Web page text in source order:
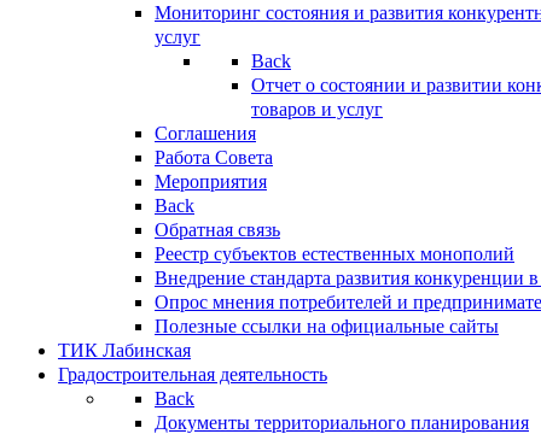
Мониторинг состояния и развития
услуг
Back
Отчет о состоянии и развитии
товаров и услуг
Соглашения
Работа Совета
Мероприятия
Back
Обратная связь
Реестр субъектов естественных монополий
Внедрение стандарта развития конкуренции
Опрос мнения потребителей и
Полезные ссылки на официальные сайты
ТИК Лабинская
Градостроительная деятельность
Back
Документы территориального планирования